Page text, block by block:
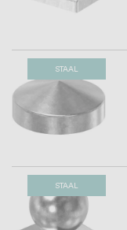
STAAL
STAAL